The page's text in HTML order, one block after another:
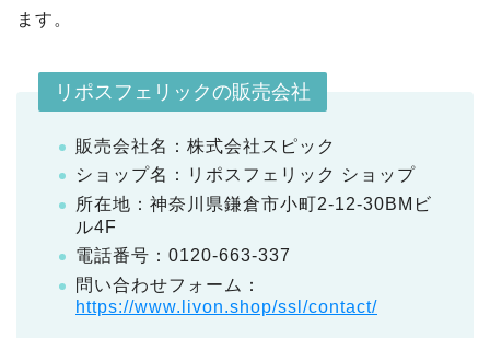
ます。
リポスフェリックの販売会社
販売会社名：株式会社スピック
ショップ名：リポスフェリック ショップ
所在地：神奈川県鎌倉市小町2-12-30BMビ
ル4F
電話番号：0120-663-337
問い合わせフォーム：
https://www.livon.shop/ssl/contact/